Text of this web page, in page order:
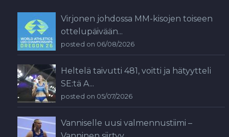
Virjonen johdossa MM-kisojen toiseen
ottelupäivään...
posted on 06/08/2026
Heltelä taivutti 481, voitti ja hätyytteli
SE:tä A...
posted on 05/07/2026
Vanniselle uusi valmennustiimi –